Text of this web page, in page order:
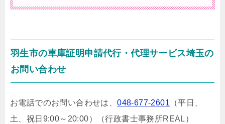
羽生市の車庫証明申請代行・代理サービス埼玉の
お問い合わせ
お電話でのお問い合わせは、048-677-2601 （平日、
土、祝日9:00～20:00）
（行政書士事務所REAL）